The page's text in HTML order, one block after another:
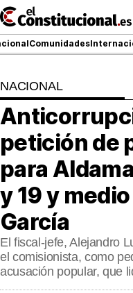
Ir
al
contenido
Comunidades
NACIONAL
COMUNIDADES
ElConstitucional TV
MásQueTele
ElConstitucional +
MásQueEstilo
NACIONAL
petición de
para
y 19 y
García
El fiscal-jefe, Alejandro
el comisionista, como
acusación popular, que